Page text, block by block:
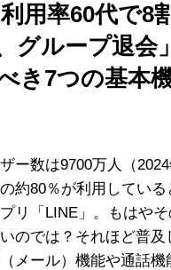
用率60代で8
グループ退会
き7つの基本
ー数は9700万人（2024
約80％が利用してい
リ「LINE」。もはや
のでは？それほど普
メール）機能や通話機